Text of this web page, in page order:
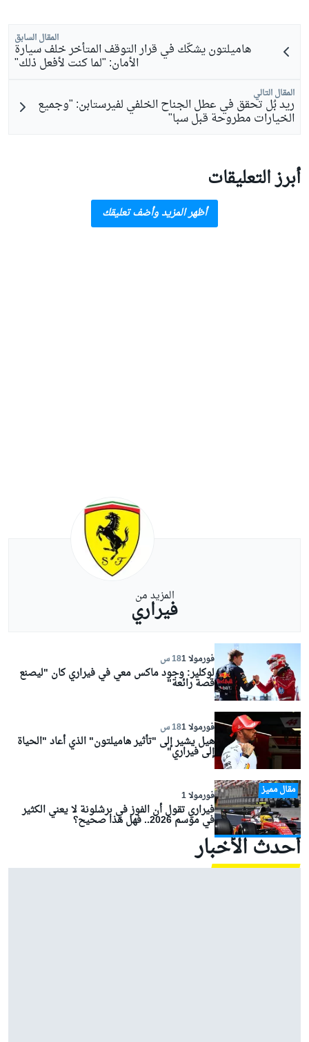
المقال السابق
هاميلتون يشكّك في قرار التوقف المتأخر خلف سيارة
الأمان: "لما كنت لأفعل ذلك"
المقال التالي
ريد بُل تحقق في عطل الجناح الخلفي لفيرستابن: "وجميع
الخيارات مطروحة قبل سبا"
أبرز التعليقات
أظهر المزيد وأضف تعليقك
المزيد من
فيراري
فورمولا 1 18 س
لوكلير: وجود ماكس معي في فيراري كان "ليصنع
قصة رائعة"
فورمولا 1 18 س
هيل يشير إلى "تأثير هاميلتون" الذي أعاد "الحياة
إلى فيراري"
مقال مميز فورمولا 1
فيراري تقول أن الفوز في برشلونة لا يعني الكثير
في موسم 2026.. فهل هذا صحيح؟
أحدث الأخبار